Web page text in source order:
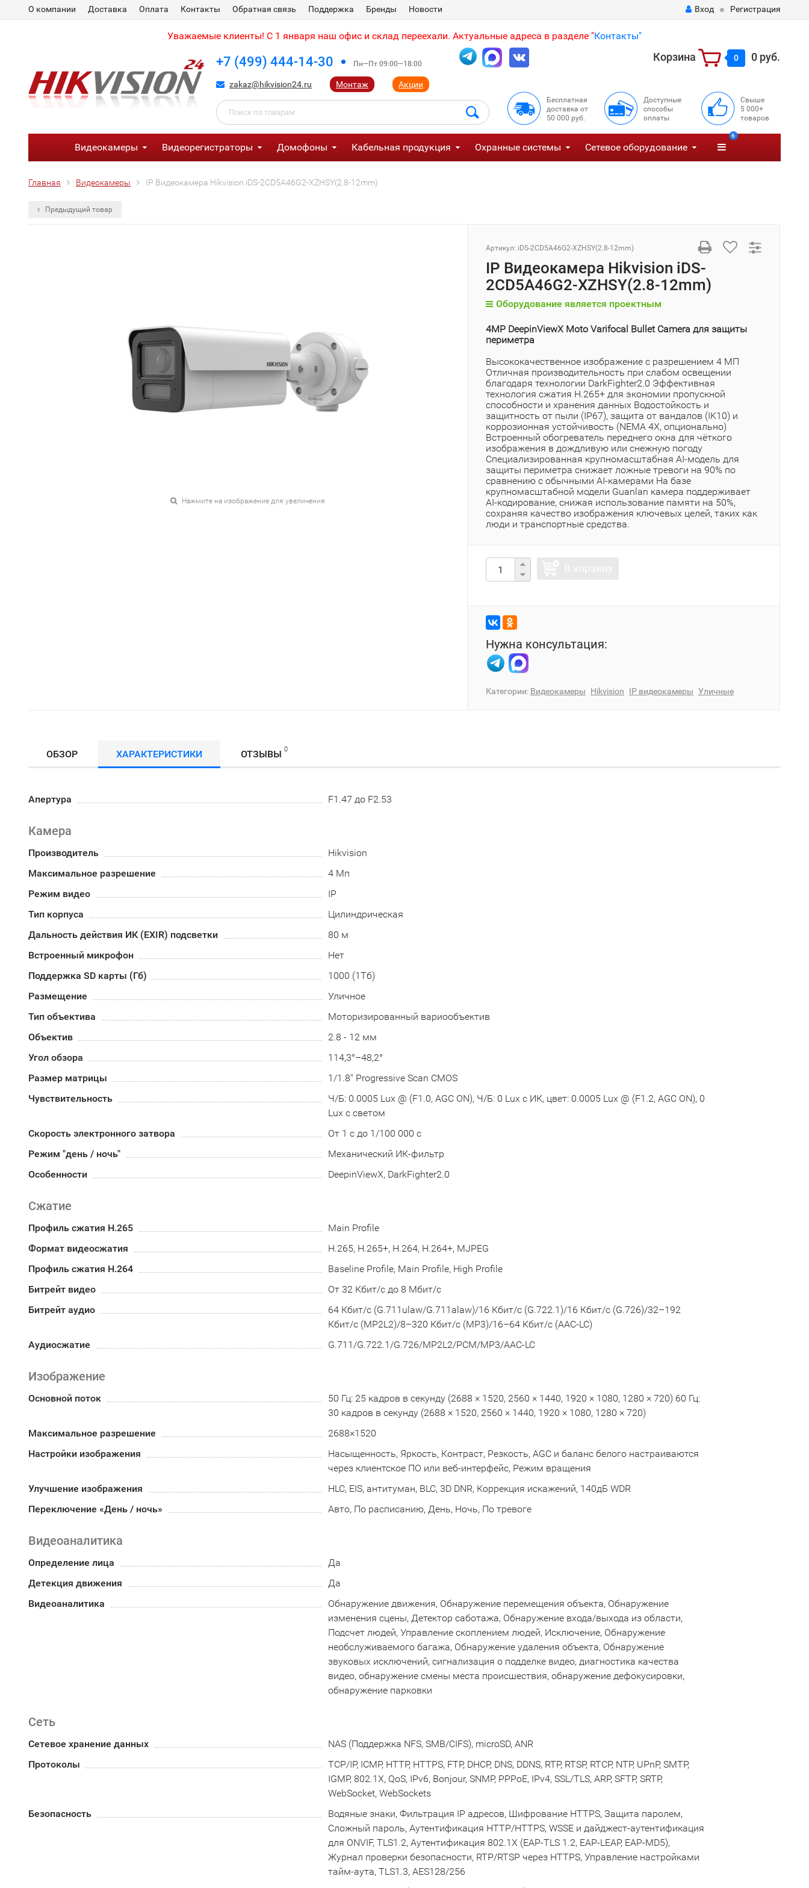
О компании Доставка Оплата Контакты Обратная связь Поддержка Бренды Новости Вход Регистрация
Уважаемые клиенты! С 1 января наш офис и склад переехали. Актуальные адреса в разделе "Контакты"
+7 (499) 444-14-30 Пн—Пт 09:00—18:00
zakaz@hikvision24.ru Монтаж Акции
Корзина 0 0 руб.
Бесплатная
доставка от
50 000 руб.
Доступные
способы
оплаты
Свыше
5 000+
товаров
Видеокамеры Видеорегистраторы Домофоны Кабельная продукция Охранные системы Сетевое оборудование
6
Главная Видеокамеры IP Видеокамера Hikvision iDS-2CD5A46G2-XZHSY(2.8-12mm)
Предыдущий товар
Нажмите на изображение для увеличения
Артикул: iDS-2CD5A46G2-XZHSY(2.8-12mm)
IP Видеокамера Hikvision iDS-
2CD5A46G2-XZHSY(2.8-12mm)
Оборудование является проектным
4MP DeepinViewX Moto Varifocal Bullet Camera для защиты
периметра
Высококачественное изображение с разрешением 4 МП
Отличная производительность при слабом освещении
благодаря технологии DarkFighter2.0 Эффективная
технология сжатия H.265+ для экономии пропускной
способности и хранения данных Водостойкость и
защитность от пыли (IP67), защита от вандалов (IK10) и
коррозионная устойчивость (NEMA 4X, опционально)
Встроенный обогреватель переднего окна для чёткого
изображения в дождливую или снежную погоду
Специализированная крупномасштабная AI-модель для
защиты периметра снижает ложные тревоги на 90% по
сравнению с обычными AI-камерами На базе
крупномасштабной модели Guanlan камера поддерживает
AI-кодирование, снижая использование памяти на 50%,
сохраняя качество изображения ключевых целей, таких как
люди и транспортные средства.
Нужна консультация:
Категории: Видеокамеры Hikvision IP видеокамеры Уличные
ОБЗОР ХАРАКТЕРИСТИКИ ОТЗЫВЫ 0
Апертура F1.47 до F2.53
Камера
Производитель
Hikvision
Максимальное разрешение
4 Мп
Режим видео
IP
Тип корпуса
Цилиндрическая
Дальность действия ИК (EXIR) подсветки
80 м
Встроенный микрофон
Нет
Поддержка SD карты (Гб)
1000 (1Тб)
Размещение
Уличное
Тип объектива
Моторизированный вариообъектив
Объектив
2.8 - 12 мм
Угол обзора
114,3°–48,2°
Размер матрицы
1/1.8" Progressive Scan CMOS
Чувствительность
Ч/Б: 0.0005 Lux @ (F1.0, AGC ON), Ч/Б: 0 Lux с ИК, цвет: 0.0005 Lux @ (F1.2, AGC ON), 0
Lux с светом
Скорость электронного затвора
От 1 с до 1/100 000 с
Режим "день / ночь"
Механический ИК-фильтр
Особенности
DeepinViewX, DarkFighter2.0
Сжатие
Профиль сжатия H.265
Main Profile
Формат видеосжатия
H.265, H.265+, H.264, H.264+, MJPEG
Профиль сжатия H.264
Baseline Profile, Main Profile, High Profile
Битрейт видео
От 32 Кбит/с до 8 Мбит/с
Битрейт аудио
64 Кбит/с (G.711ulaw/G.711alaw)/16 Кбит/с (G.722.1)/16 Кбит/с (G.726)/32–192
Кбит/с (MP2L2)/8–320 Кбит/с (MP3)/16–64 Кбит/с (AAC-LC)
Аудиосжатие
G.711/G.722.1/G.726/MP2L2/PCM/MP3/AAC-LC
Изображение
Основной поток
50 Гц: 25 кадров в секунду (2688 × 1520, 2560 × 1440, 1920 × 1080, 1280 × 720) 60 Гц:
30 кадров в секунду (2688 × 1520, 2560 × 1440, 1920 × 1080, 1280 × 720)
Максимальное разрешение
2688×1520
Настройки изображения
Насыщенность, Яркость, Контраст, Резкость, AGC и баланс белого настраиваются
через клиентское ПО или веб-интерфейс, Режим вращения
Улучшение изображения
HLC, EIS, антитуман, BLC, 3D DNR, Коррекция искажений, 140дБ WDR
Переключение «День / ночь»
Авто, По расписанию, День, Ночь, По тревоге
Видеоаналитика
Определение лица
Да
Детекция движения
Да
Видеоаналитика
Обнаружение движения, Обнаружение перемещения объекта, Обнаружение
изменения сцены, Детектор саботажа, Обнаружение входа/выхода из области,
Подсчет людей, Управление скоплением людей, Исключение, Oбнаружение
необслуживаемого багажа, Oбнаружение удаления объекта, Oбнаружение
звуковых исключений, сигнализация о подделке видео, диагностика качества
видео, обнаружение смены места происшествия, обнаружение дефокусировки,
обнаружение парковки
Сеть
Сетевое хранение данных
NAS (Поддержка NFS, SMB/CIFS), microSD, ANR
Протоколы
TCP/IP, ICMP, HTTP, HTTPS, FTP, DHCP, DNS, DDNS, RTP, RTSP, RTCP, NTP, UPnP, SMTP,
IGMP, 802.1X, QoS, IPv6, Bonjour, SNMP, PPPoE, IPv4, SSL/TLS, ARP, SFTP, SRTP,
WebSocket, WebSockets
Безопасность
Водяные знаки, Фильтрация IP адресов, Шифрование HTTPS, Защита паролем,
Сложный пароль, Аутентификация HTTP/HTTPS, WSSE и дайджест-аутентификация
для ONVIF, TLS1.2, Аутентификация 802.1X (EAP-TLS 1.2, EAP-LEAP, EAP-MD5),
Журнал проверки безопасности, RTP/RTSP через HTTPS, Управление настройками
тайм-аута, TLS1.3, AES128/256